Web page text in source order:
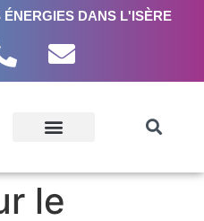
DANS L'ISÈRE
le